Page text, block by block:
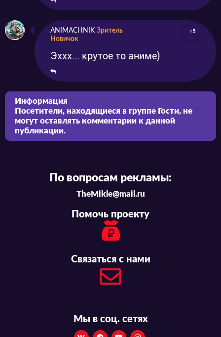
ANIMACHNIK Зритель
Новичок
+5
Эххх... крутое то аниме)
Информация
Посетители, находящиеся в группе Гости, не
могут оставлять комментарии к данной
публикации.
По вопросам рекламы:
TheMikle@mail.ru
Помочь проекту
Связаться с нами
Мы в соц. сетях